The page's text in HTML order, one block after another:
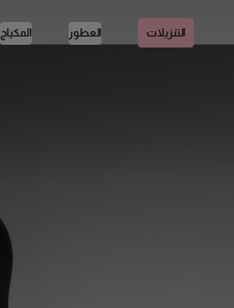
التنزيلات العطور المكياج